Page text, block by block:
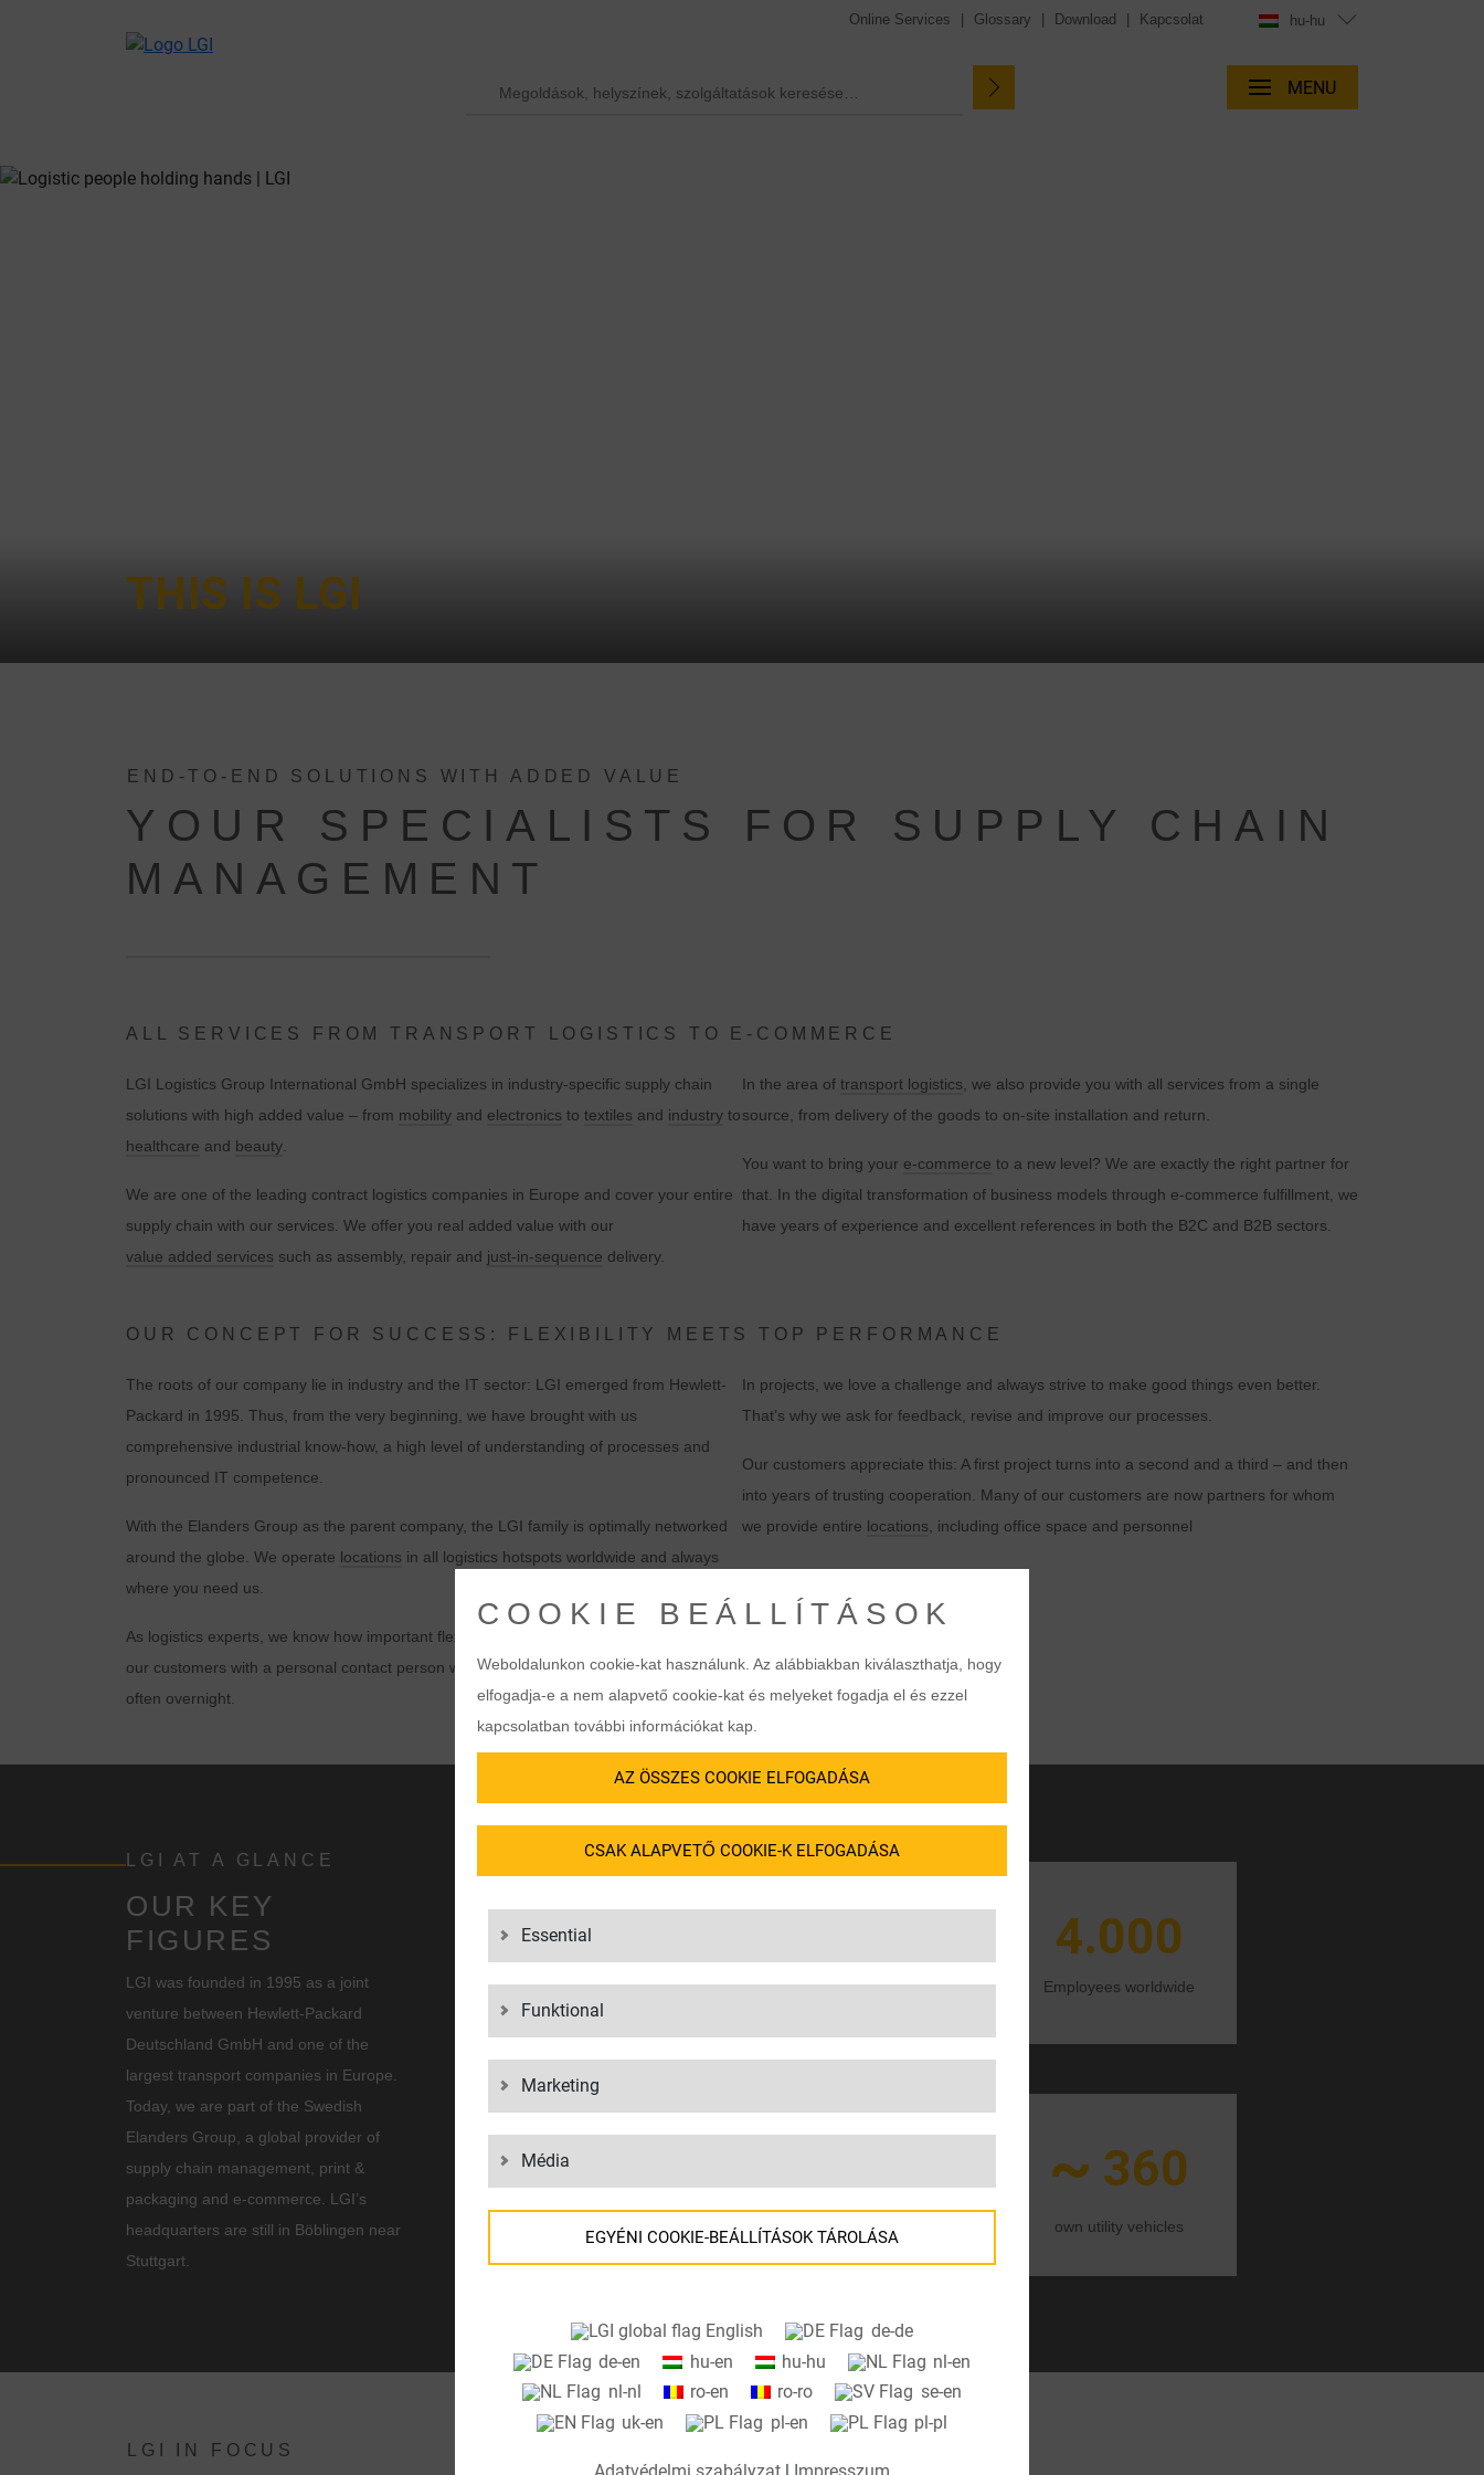
Online Services Glossary Download Kapcsolat hu-hu
MENU
THIS IS LGI
END-TO-END SOLUTIONS WITH ADDED VALUE
YOUR SPECIALISTS FOR SUPPLY CHAIN
MANAGEMENT
ALL SERVICES FROM TRANSPORT LOGISTICS TO E-COMMERCE
LGI Logistics Group International GmbH specializes in industry-specific supply chain
solutions with high added value – from mobility and electronics to textiles and industry to
healthcare and beauty
We are one of the leading contract logistics companies in Europe and cover your entire
supply chain with our services. We offer you real added value with our
value added services such as assembly, repair and just-in-sequence delivery.
In the area of transport logistics , we also provide you with all services from a single
source, from delivery of the goods to on-site installation and return.
You want to bring your e-commerce to a new level? We are exactly the right partner for
that. In the digital transformation of business models through e-commerce fulfillment, we
have years of experience and excellent references in both the B2C and B2B sectors.
OUR CONCEPT FOR SUCCESS: FLEXIBILITY MEETS TOP PERFORMANCE
The roots of our company lie in industry and the IT sector: LGI emerged from Hewlett-
Packard in 1995. Thus, from the very beginning, we have brought with us
comprehensive industrial know-how, a high level of understanding of processes and
pronounced IT competence.
With the Elanders Group as the parent company, the LGI family is optimally networked
around the globe. We operate locations in all logistics hotspots worldwide and always
where you need us.
As logistics experts, we know how important flexibility is. That’s why we provide each of
our customers with a personal contact person who realizes individual wishes precisely –
often overnight.
In projects, we love a challenge and always strive to make good things even better.
That’s why we ask for feedback, revise and improve our processes.
Our customers appreciate this: A first project turns into a second and a third – and then
into years of trusting cooperation. Many of our customers are now partners for whom
we provide entire locations , including office space and personnel
LGI AT A GLANCE
OUR KEY
FIGURES
LGI was founded in 1995 as a joint
venture between Hewlett-Packard
Deutschland GmbH and one of the
largest transport companies in Europe.
Today, we are part of the Swedish
Elanders Group, a global provider of
supply chain management, print &
packaging and e-commerce. LGI’s
headquarters are still in Böblingen near
Stuttgart.
Year established Member Elanders Group
4.000
Employees worldwide
+
Locations worldwide
>
m² Storage space
~ 360
own utility vehicles
LGI IN FOCUS
COOKIE BEÁLLÍTÁSOK
Weboldalunkon cookie-kat használunk. Az alábbiakban kiválaszthatja, hogy
elfogadja-e a nem alapvető cookie-kat és melyeket fogadja el és ezzel
kapcsolatban további információkat kap.
AZ ÖSSZES COOKIE ELFOGADÁSA
CSAK ALAPVETŐ COOKIE-K ELFOGADÁSA
Essential
Funktional
Marketing
Média
EGYÉNI COOKIE-BEÁLLÍTÁSOK TÁROLÁSA
adatátvitelről a Google-szolgáltatások használata során.
Weboldalunkon cookie-kat használunk. Egyes cookie-k feltétlenül
szükséges weboldalunk működéséhez ("alapvető"). Az összes többi
cookie csak akkor kerül elhelyezésre, ha Ön hozzájárul a
English
de-de
de-en
hu-en hu-hu
nl-en
nl-nl
ro-en ro-ro
se-en
uk-en
pl-en pl-pl